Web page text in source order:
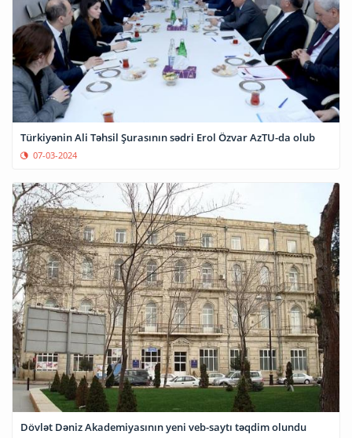
Türkiyənin Ali Təhsil Şurasının sədri Erol Özvar AzTU-da olub
07-03-2024
Dövlət Dəniz Akademiyasının yeni veb-saytı təqdim olundu